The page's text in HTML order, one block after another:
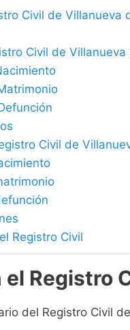
Civil de Villanueva
Civil de Villanueva
Civil de
Registro Civil
Registro
del Registro Civil